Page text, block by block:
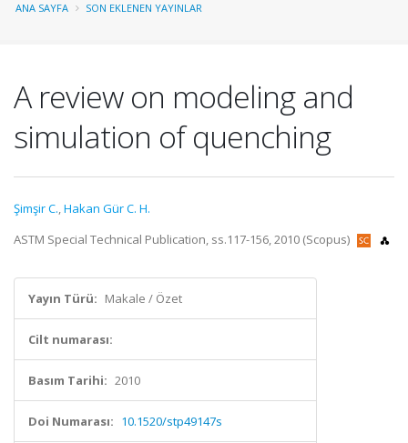
ANA SAYFA SON EKLENEN YAYINLAR
A review on modeling and
simulation of quenching
Şimşir C.,Hakan Gür C. H.
ASTM Special Technical Publication, ss.117-156, 2010 (Scopus)
Yayın Türü: Makale / Özet
Cilt numarası:
Basım Tarihi: 2010
Doi Numarası: 10.1520/stp49147s